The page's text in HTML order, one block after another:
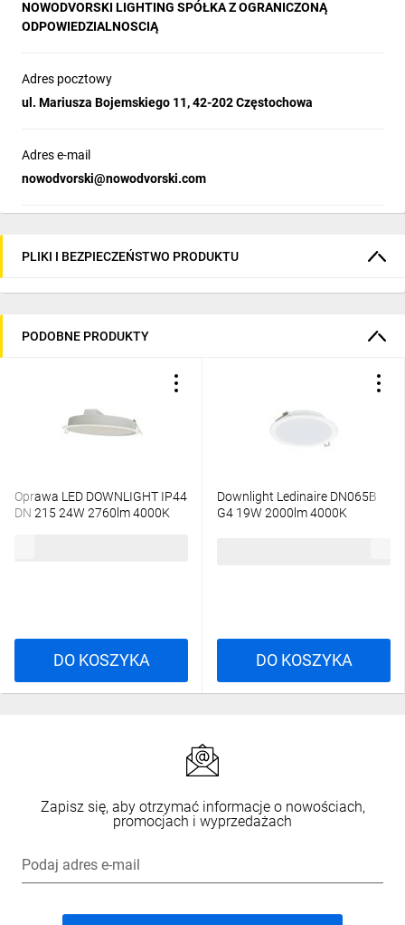
Klasa efektywności energetycznej:
NOWODVORSKI LIGHTING SPÓŁKA Z OGRANICZONĄ
ODPOWIEDZIALNOSCIĄ
Adres pocztowy
ul. Mariusza Bojemskiego 11, 42-202 Częstochowa
Adres e-mail
nowodvorski@nowodvorski.com
PLIKI I BEZPIECZEŃSTWO PRODUKTU
PODOBNE PRODUKTY
Oprawa LED DOWNLIGHT IP44
DN 215 24W 2760lm 4000K
DO KOSZYKA
Downlight Ledinaire DN065B
G4 19W 2000lm 4000K
DO KOSZYKA
Zapisz się, aby otrzymać informacje o nowościach,
promocjach i wyprzedażach
Podaj adres e-mail